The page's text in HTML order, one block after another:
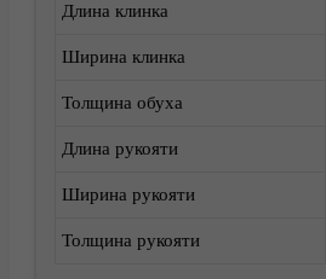
Доставка
Длина клинка
Ширина клинка
Толщина обуха
Длина рукояти
Ширина рукояти
Толщина рукояти